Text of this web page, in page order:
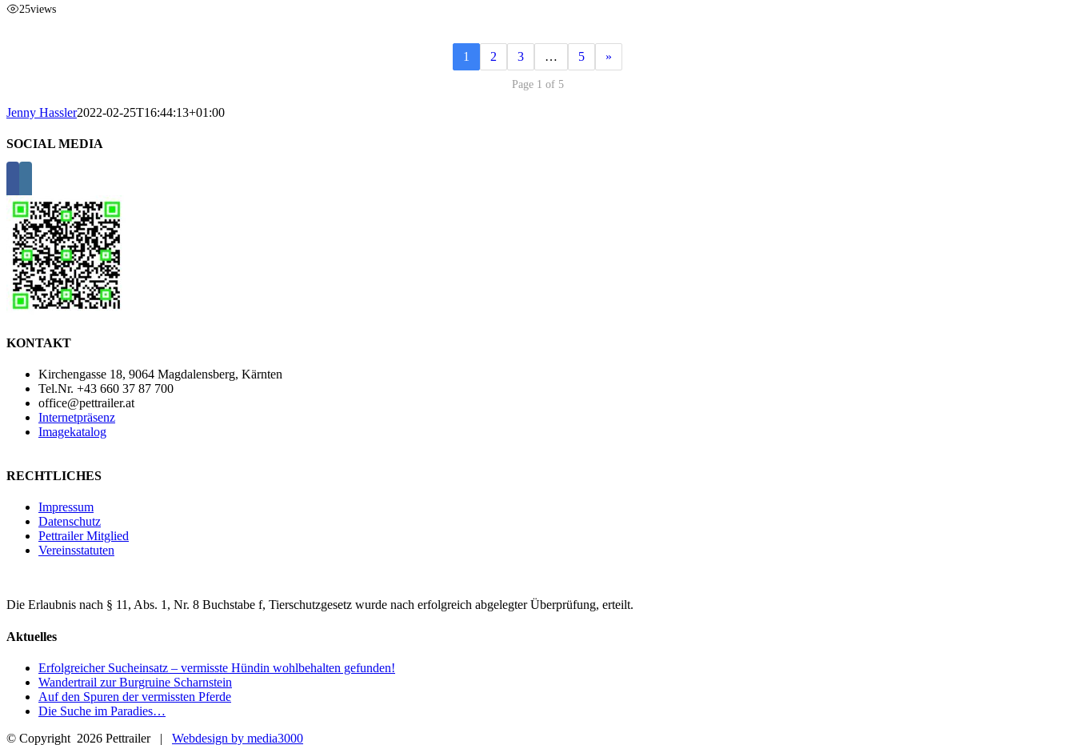
25views
1 2 3 … 5 »
Page 1 of 5
Jenny Hassler2022-02-25T16:44:13+01:00
SOCIAL MEDIA
KONTAKT
Kirchengasse 18, 9064 Magdalensberg, Kärnten
Tel.Nr. +43 660 37 87 700
office@pettrailer.at
Internetpräsenz
Imagekatalog
RECHTLICHES
Impressum
Datenschutz
Pettrailer Mitglied
Vereinsstatuten
Die Erlaubnis nach § 11, Abs. 1, Nr. 8 Buchstabe f, Tierschutzgesetz wurde nach erfolgreich abgelegter Überprüfung, erteilt.
Aktuelles
Erfolgreicher Sucheinsatz – vermisste Hündin wohlbehalten gefunden!
Wandertrail zur Burgruine Scharnstein
Auf den Spuren der vermissten Pferde
Die Suche im Paradies…
© Copyright 2026 Pettrailer | Webdesign by media3000